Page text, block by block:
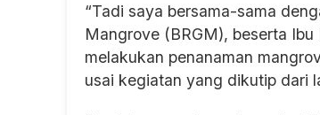
“Tadi saya bersama-sama
Mangrove (BRGM), beserta
melakukan penanaman
usai kegiatan yang dikutip dari